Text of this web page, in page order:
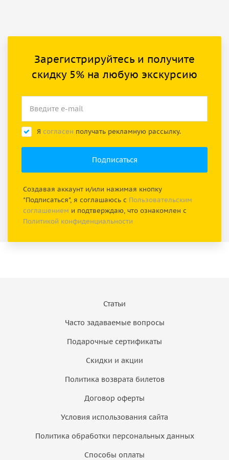
Зарегистрируйтесь и получите
скидку 5% на любую экскурсию
Я согласен получать рекламную рассылку.
Создавая аккаунт и/или нажимая кнопку
"Подписаться", я соглашаюсь с Пользовательским
соглашением и подтверждаю, что ознакомлен с
Политикой конфиденциальности
Статьи
Часто задаваемые вопросы
Подарочные сертификаты
Скидки и акции
Политика возврата билетов
Договор оферты
Условия использования сайта
Политика обработки персональных данных
Способы оплаты